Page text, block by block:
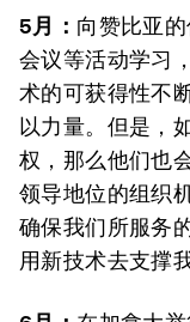
5月： 向赞比亚
会议等活动学习
术的可获得性不
以力量。但是，
权，那么他们也
领导地位的组织
确保我们所服务
用新技术去支撑